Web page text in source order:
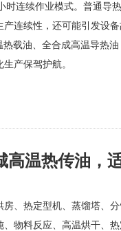
连续作业模式。普通导
连续性，还可能引发设
载油、全合成高温导热
产保驾护航。
高温热传油，
、热定型机、蒸馏塔、
物料反应、高温烘干、